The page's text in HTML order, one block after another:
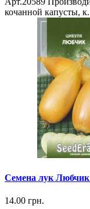
кочанной капусты,
Семена лук Любчик
14.00 грн.